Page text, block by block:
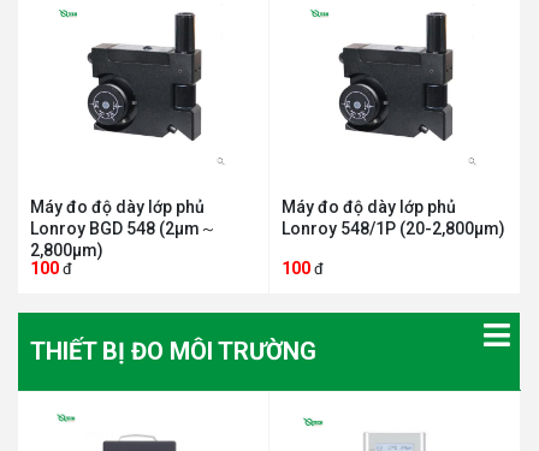
Máy đo độ dày lớp phủ
Lonroy BGD 548 (2μm～
2,800μm)
100 đ
Máy đo độ dày lớp phủ
Lonroy 548/1P (20-2,800μm)
100 đ
THIẾT BỊ ĐO MÔI TRƯỜNG